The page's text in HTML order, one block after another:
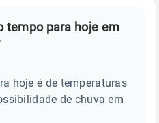
tempo para hoje em
hoje é de temperaturas
de chuva em